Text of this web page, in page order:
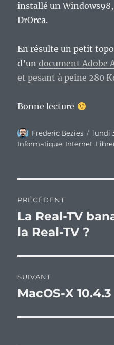
installé un Windows98,
DrOrca.
En résulte un petit
d’undocument Adobe
et pesant à peine 280
Bonne lecture
Auteur
Frederic Bezies
Publié
le
lundi
Informatique, Internet,
de
l’article
PRÉCÉDENT
Publication
précédente :
La Real-TV
la Real-TV ?
SUIVANT
Publication
MacOS-X